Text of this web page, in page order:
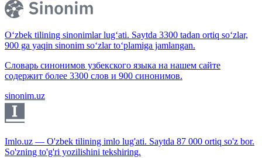
O‘zbek tilining sinonimlar lug‘ati. Saytda 3300 tadan ortiq so‘zlar,
900 ga yaqin sinonim so‘zlar to‘plamiga jamlangan.
Словарь синонимов узбекского языка на нашем сайте
содержит более 3300 слов и 900 синонимов.
sinonim.uz
Imlo.uz — O'zbek tilining imlo lug'ati. Saytda 87 000 ortiq so'z bor.
So'zning to'g'ri yozilishini tekshiring.